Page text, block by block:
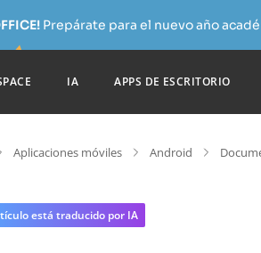
Prepárate para el nuevo año
IA APPS DE ESCRITORIO
Aplicaciones móviles Android
está traducido por IA